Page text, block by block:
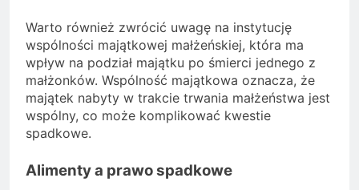
Warto również zwrócić uwagę na instytucję
wspólności majątkowej małżeńskiej, która ma
wpływ na podział majątku po śmierci jednego z
małżonków. Wspólność majątkowa oznacza, że
majątek nabyty w trakcie trwania małżeństwa jest
wspólny, co może komplikować kwestie
spadkowe.
Alimenty a prawo spadkowe